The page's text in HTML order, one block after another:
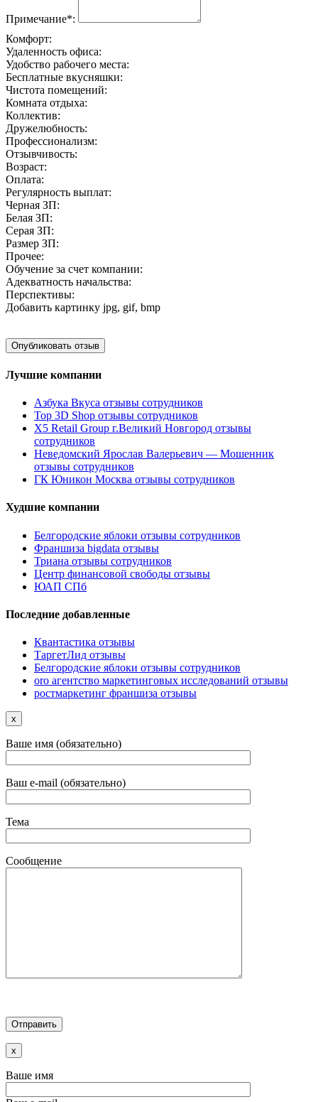
Примечание*:
Комфорт:
Удаленность офиса:
Удобство рабочего места:
Бесплатные вкусняшки:
Чистота помещений:
Комната отдыха:
Коллектив:
Дружелюбность:
Профессионализм:
Отзывчивость:
Возраст:
Оплата:
Регулярность выплат:
Черная ЗП:
Белая ЗП:
Серая ЗП:
Размер ЗП:
Прочее:
Обучение за счет компании:
Адекватность начальства:
Перспективы:
Добавить картинку jpg, gif, bmp
Лучшие компании
Азбука Вкуса отзывы сотрудников
Top 3D Shop отзывы сотрудников
X5 Retail Group г.Великий Новгород отзывы
сотрудников
Неведомский Ярослав Валерьевич — Мошенник
отзывы сотрудников
ГК Юникон Москва отзывы сотрудников
Худшие компании
Белгородские яблоки отзывы сотрудников
Франшиза bigdata отзывы
Триана отзывы сотрудников
Центр финансовой свободы отзывы
ЮАП СПб
Последние добавленные
Квантастика отзывы
ТаргетЛид отзывы
Белгородские яблоки отзывы сотрудников
oro агентство маркетинговых исследований отзывы
ростмаркетинг франшиза отзывы
x
Ваше имя (обязательно)
Ваш e-mail (обязательно)
Тема
Сообщение
x
Ваше имя